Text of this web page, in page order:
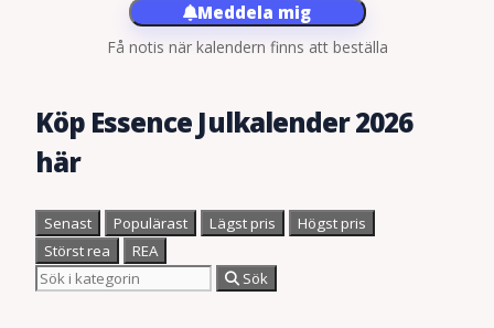
Meddela mig
Få notis när kalendern finns att beställa
Köp Essence Julkalender 2026
här
Senast Populärast Lägst pris
Högst pris
Störst rea
REA
Sök